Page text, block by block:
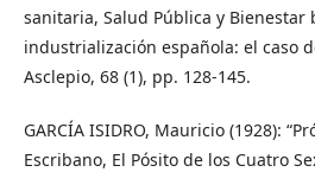
sanitaria, Salud Pública y
industrialización española: el caso
Asclepio, 68 (1), pp. 128-145.
GARCÍA ISIDRO, Mauricio (1928):
Escribano, El Pósito de los Cuatro